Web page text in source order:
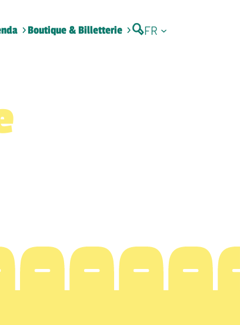
Boutique & Billetterie FR